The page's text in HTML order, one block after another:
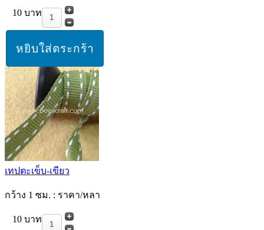
10 บาท
เทปตะเข็บ-เขียว
กว้าง 1 ซม. : ราคา/หลา
10 บาท